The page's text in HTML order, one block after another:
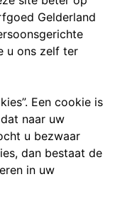
Gelderland
u ons zelf ter
Een cookie is
naar uw
u bezwaar
dan bestaat de
in uw